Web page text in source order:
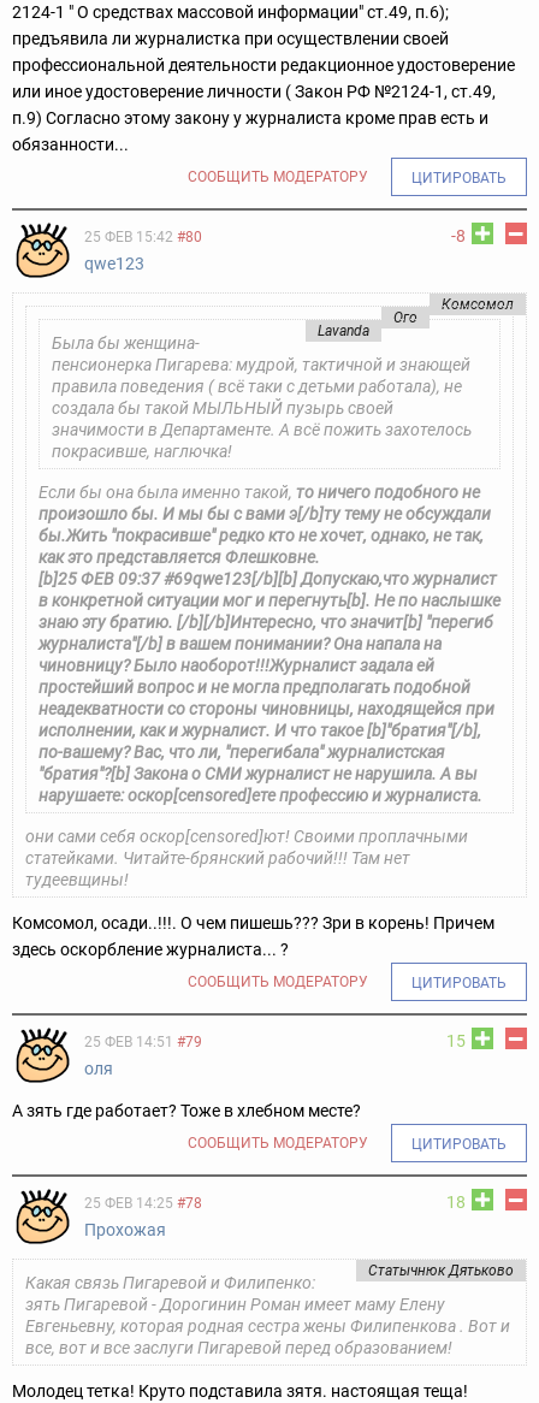
2124-1 " О средствах массовой информации" ст.49, п.6);
предъявила ли журналистка при осуществлении своей
профессиональной деятельности редакционное удостоверение
или иное удостоверение личности ( Закон РФ №2124-1, ст.49,
п.9) Согласно этому закону у журналиста кроме прав есть и
обязанности...
СООБЩИТЬ МОДЕРАТОРУ ЦИТИРОВАТЬ
-8
25 ФЕВ 15:42 #80
qwe123
Комсомол
Ого
Lavandа
Была бы женщина-
пенсионерка Пигарева: мудрой, тактичной и знающей
правила поведения ( всё таки с детьми работала), не
создала бы такой МЫЛЬНЫЙ пузырь своей
значимости в Департаменте. А всё пожить захотелось
покрасивше, наглючка!
Если бы она была именно такой, то ничего подобного не
произошло бы. И мы бы с вами э[/b]ту тему не обсуждали
бы.Жить "покрасивше" редко кто не хочет, однако, не так,
как это представляется Флешковне.
[b]25 ФЕВ 09:37 #69qwe123[/b][b] Допускаю,что журналист
в конкретной ситуации мог и перегнуть[b]. Не по наслышке
знаю эту братию. [/b][/b]Интересно, что значит[b] "перегиб
журналиста"[/b] в вашем понимании? Она напала на
чиновницу? Было наоборот!!!Журналист задала ей
простейший вопрос и не могла предполагать подобной
неадекватности со стороны чиновницы, находящейся при
исполнении, как и журналист. И что такое [b]"братия"[/b],
по-вашему? Вас, что ли, "перегибала" журналистская
"братия"?[b] Закона о СМИ журналист не нарушила. А вы
нарушаете: оскор[censored]ете профессию и журналиста.
они сами себя оскор[censored]ют! Своими проплачными
статейками. Читайте-брянский рабочий!!! Там нет
тудеевщины!
Комсомол, осади..!!!. О чем пишешь??? Зри в корень! Причем
здесь оскорбление журналиста... ?
СООБЩИТЬ МОДЕРАТОРУ ЦИТИРОВАТЬ
15
25 ФЕВ 14:51 #79
оля
А зять где работает? Тоже в хлебном месте?
СООБЩИТЬ МОДЕРАТОРУ ЦИТИРОВАТЬ
18
25 ФЕВ 14:25 #78
Прохожая
Статычнюк Дятьково
Какая связь Пигаревой и Филипенко:
зять Пигаревой - Дорогинин Роман имеет маму Елену
Евгеньевну, которая родная сестра жены Филипенкова . Вот и
все, вот и все заслуги Пигаревой перед образованием!
Молодец тетка! Круто подставила зятя. настоящая теща!